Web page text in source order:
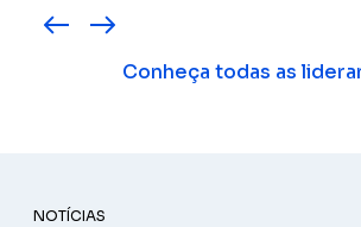
Conheça todas as
NOTÍCIAS